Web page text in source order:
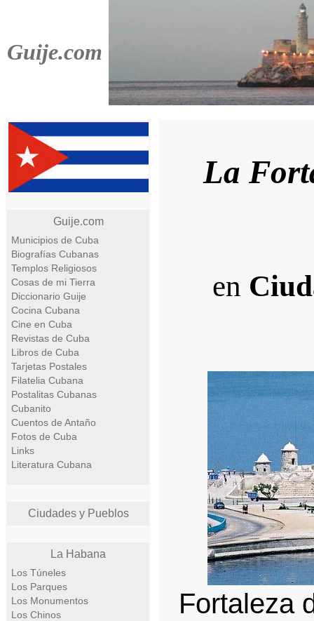
Guije.com
Guije.com
Municipios de Cuba
Biografías Cubanas
Templos Religiosos
Cosas de mi Tierra
Diccionario Guije
Cocina Cubana
Cine en Cuba
Revistas de Cuba
Libros de Cuba
Tarjetas Postales
Filatelia Cubana
Postalitas Cubanas
Cubanito
Cuentos de Antaño
Fotos de Cuba
Links
Literatura Cubana
Ciudades y Pueblos
La Habana
Los Túneles
Los Parques
Los Monumentos
Los Chinos
La
en
Fortaleza